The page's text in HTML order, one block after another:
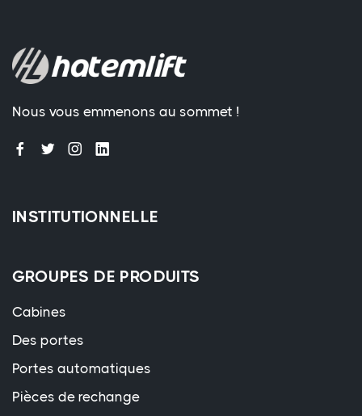
Nous vous emmenons au sommet !
INSTITUTIONNELLE
GROUPES DE PRODUITS
Cabines
Des portes
Portes automatiques
Pièces de rechange